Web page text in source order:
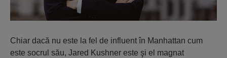
Chiar dacă nu este la fel de influent în Manhattan cum
este socrul său, Jared Kushner este şi el magnat